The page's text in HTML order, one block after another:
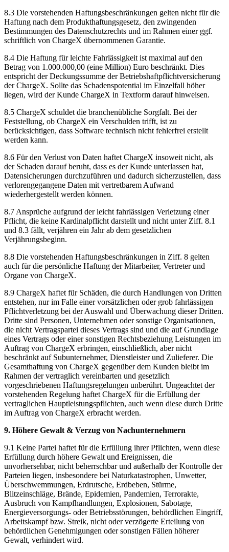
8.3 Die vorstehenden Haftungsbeschränkungen gelten nicht für die
Haftung nach dem Produkthaftungsgesetz, den zwingenden
Bestimmungen des Datenschutzrechts und im Rahmen einer ggf.
schriftlich von ChargeX übernommenen Garantie.
8.4 Die Haftung für leichte Fahrlässigkeit ist maximal auf den
Betrag von 1.000.000,00 (eine Million) Euro beschränkt. Dies
entspricht der Deckungssumme der Betriebshaftpflichtversicherung
der ChargeX. Sollte das Schadenspotential im Einzelfall höher
liegen, wird der Kunde ChargeX in Textform darauf hinweisen.
8.5 ChargeX schuldet die branchenübliche Sorgfalt. Bei der
Feststellung, ob ChargeX ein Verschulden trifft, ist zu
berücksichtigen, dass Software technisch nicht fehlerfrei erstellt
werden kann.
8.6 Für den Verlust von Daten haftet ChargeX insoweit nicht, als
der Schaden darauf beruht, dass es der Kunde unterlassen hat,
Datensicherungen durchzuführen und dadurch sicherzustellen, dass
verlorengegangene Daten mit vertretbarem Aufwand
wiederhergestellt werden können.
8.7 Ansprüche aufgrund der leicht fahrlässigen Verletzung einer
Pflicht, die keine Kardinalpflicht darstellt und nicht unter Ziff. 8.1
und 8.3 fällt, verjähren ein Jahr ab dem gesetzlichen
Verjährungsbeginn.
8.8 Die vorstehenden Haftungsbeschränkungen in Ziff. 8 gelten
auch für die persönliche Haftung der Mitarbeiter, Vertreter und
Organe von ChargeX.
8.9 ChargeX haftet für Schäden, die durch Handlungen von Dritten
entstehen, nur im Falle einer vorsätzlichen oder grob fahrlässigen
Pflichtverletzung bei der Auswahl und Überwachung dieser Dritten.
Dritte sind Personen, Unternehmen oder sonstige Organisationen,
die nicht Vertragspartei dieses Vertrags sind und die auf Grundlage
eines Vertrags oder einer sonstigen Rechtsbeziehung Leistungen im
Auftrag von ChargeX erbringen, einschließlich, aber nicht
beschränkt auf Subunternehmer, Dienstleister und Zulieferer. Die
Gesamthaftung von ChargeX gegenüber dem Kunden bleibt im
Rahmen der vertraglich vereinbarten und gesetzlich
vorgeschriebenen Haftungsregelungen unberührt. Ungeachtet der
vorstehenden Regelung haftet ChargeX für die Erfüllung der
vertraglichen Hauptleistungspflichten, auch wenn diese durch Dritte
im Auftrag von ChargeX erbracht werden.
9. Höhere Gewalt & Verzug von Nachunternehmern
9.1 Keine Partei haftet für die Erfüllung ihrer Pflichten, wenn diese
Erfüllung durch höhere Gewalt und Ereignissen, die
unvorhersehbar, nicht beherrschbar und außerhalb der Kontrolle der
Parteien liegen, insbesondere bei Naturkatastrophen, Unwetter,
Überschwemmungen, Erdrutsche, Erdbeben, Stürme,
Blitzeinschläge, Brände, Epidemien, Pandemien, Terrorakte,
Ausbruch von Kampfhandlungen, Explosionen, Sabotage,
Energieversorgungs- oder Betriebsstörungen, behördlichen Eingriff,
Arbeitskampf bzw. Streik, nicht oder verzögerte Erteilung von
behördlichen Genehmigungen oder sonstigen Fällen höherer
Gewalt, verhindert wird.